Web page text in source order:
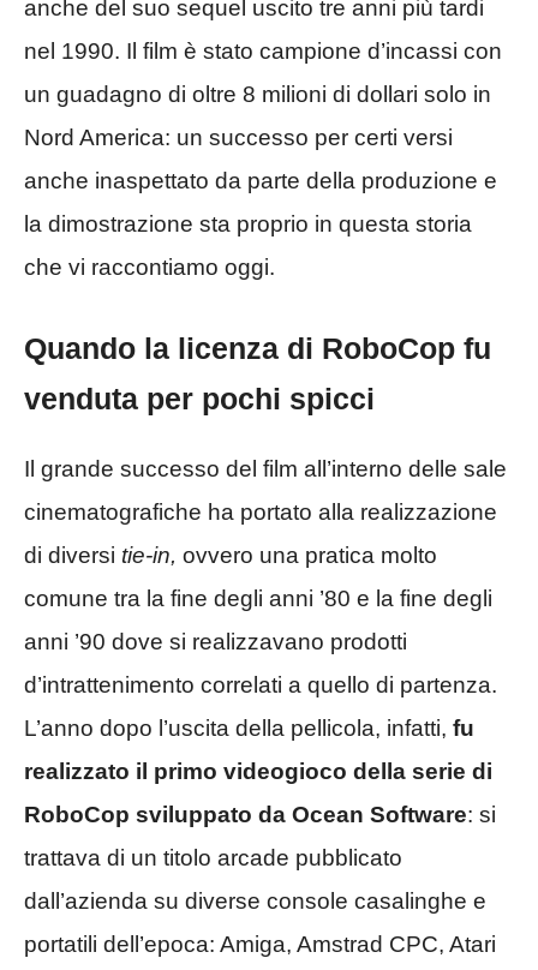
anche del suo sequel uscito tre anni più tardi
nel 1990. Il film è stato campione d’incassi con
un guadagno di oltre 8 milioni di dollari solo in
Nord America: un successo per certi versi
anche inaspettato da parte della produzione e
la dimostrazione sta proprio in questa storia
che vi raccontiamo oggi.
Quando la licenza di RoboCop fu
venduta per pochi spicci
Il grande successo del film all’interno delle sale
cinematografiche ha portato alla realizzazione
di diversi tie-in, ovvero una pratica molto
comune tra la fine degli anni ’80 e la fine degli
anni ’90 dove si realizzavano prodotti
d’intrattenimento correlati a quello di partenza.
L’anno dopo l’uscita della pellicola, infatti, fu
realizzato il primo videogioco della serie di
RoboCop sviluppato da Ocean Software: si
trattava di un titolo arcade pubblicato
dall’azienda su diverse console casalinghe e
portatili dell’epoca: Amiga, Amstrad CPC, Atari